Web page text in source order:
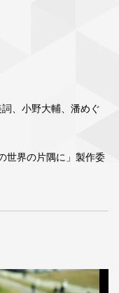
、小野大輔、潘めぐ
世界の片隅に」製作委